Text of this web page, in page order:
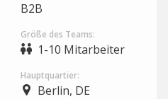
B2B
Größe des Teams:
1-10 Mitarbeiter
Hauptquartier:
Berlin, DE